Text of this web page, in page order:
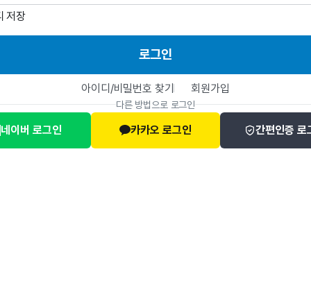
저장
로그인
아이디/비밀번호 찾기 회원가입
다른 방법으로 로그인
네이버 로그인 카카오 로그인 간편인증 로